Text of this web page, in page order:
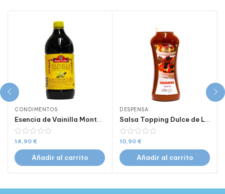
CONDIMENTOS
Esencia de Vainilla Monte Cudine – 1Lt
14,90 €
Añadir al carrito
DESPENSA
Salsa Topping Dulce de Leche Havanna 1.2 kg
10,90 €
Añadir al carrito